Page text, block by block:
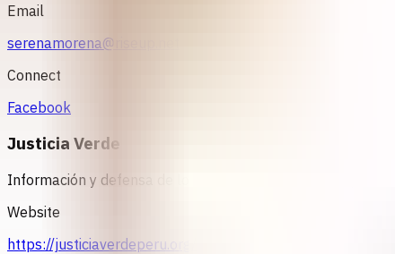
Email
serenamorena@riseup.net
Connect
Facebook
Justicia Verde
Información y defensa de los derechos sexuales y
Website
https://justiciaverdeperu.org/